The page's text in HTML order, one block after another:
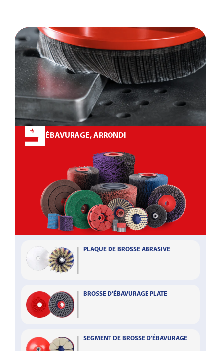
ÉBAVURAGE, ARRONDI
PLAQUE DE BROSSE ABRASIVE
BROSSE D’ÉBAVURAGE PLATE
SEGMENT DE BROSSE D’ÉBAVURAGE